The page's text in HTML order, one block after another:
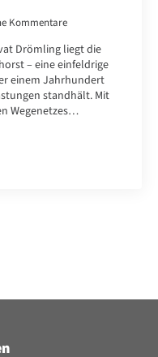
Kommentare
Drömling liegt die
– eine einfeldrige
einem Jahrhundert
standhält. Mit
Wegenetzes…